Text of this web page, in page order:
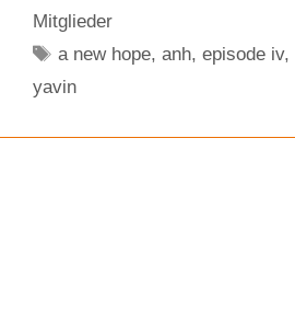
Mitglieder
Schlagwörter
a new hope,anh,episode iv,
yavin